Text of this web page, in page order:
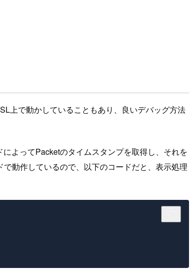
上で動かしていることもあり、良いデバッグ方法
よってPacketのタイムスタンプを取得し、それを
動作しているので、以下のコードだと、表示処理